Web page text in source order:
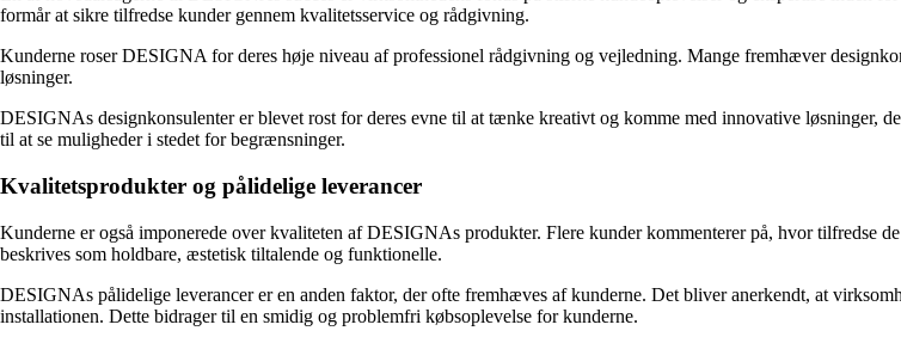
formår at sikre tilfredse kunder gennem kvalitetsservice og rådgivning.
Kunderne roser DESIGNA for deres høje niveau af professionel rådgivning og vejledning. Mange fremhæver
løsninger.
DESIGNAs designkonsulenter er blevet rost for deres evne til at tænke kreativt og komme med innovative løsninger,
til at se muligheder i stedet for begrænsninger.
Kvalitetsprodukter og pålidelige leverancer
Kunderne er også imponerede over kvaliteten af ​​DESIGNAs produkter. Flere kunder kommenterer på, hvor tilfredse
beskrives som holdbare, æstetisk tiltalende og funktionelle.
DESIGNAs pålidelige leverancer er en anden faktor, der ofte fremhæves af kunderne. Det bliver anerkendt, at
installationen. Dette bidrager til en smidig og problemfri købsoplevelse for kunderne.